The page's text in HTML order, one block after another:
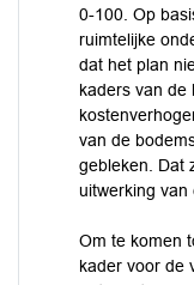
0-100. Op
ruimtelijke
dat het plan
kaders van de
van de
gebleken. Dat
uitwerking van
Om te komen
kader voor de